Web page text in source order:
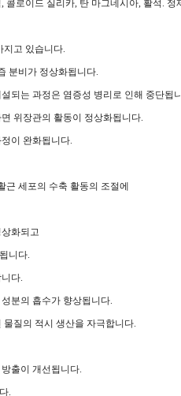
콜로이드 실리카, 탄 마그네시아, 활석.
지고 있습니다.
분비가 정상화됩니다.
되는 과정은 염증성 병리로 인해 중단됩
위장관의 활동이 정상화됩니다.
이 완화됩니다.
근 세포의 수축 활동의 조절에
화되고
니다.
다.
분의 흡수가 향상됩니다.
질의 적시 생산을 자극합니다.
출이 개선됩니다.
.